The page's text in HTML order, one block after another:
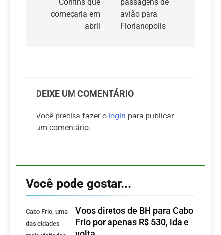
Confins que
começaria em
abril
passagens de
avião para
Florianópolis
DEIXE UM COMENTÁRIO
Você precisa fazer o login para publicar
um comentário.
Você pode gostar...
Cabo Frio, uma
das cidades
Voos diretos de BH para Cabo
Frio por apenas R$ 530, ida e